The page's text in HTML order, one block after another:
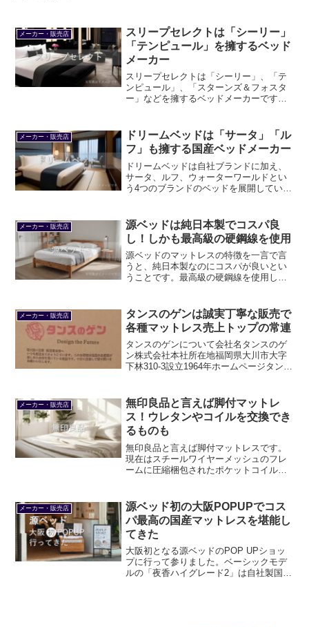
メーカー・販売店
スリープセレクトは「シーリー」
「テンピュール」を擁するベッド
メーカー
スリープセレクトは「シーリー」、「テ
ンピュール」、「スターンズ＆フォスタ
ー」などを擁するベッドメーカーです。
ンマークで製造され、日本には輸入され
るかたちです。
メーカー・販売店
ドリームベッドは「サータ」「ル
フ」も擁する国産ベッドメーカー
ドリームベッドは自社ブランドに加え、
サータ、ルフ、ウォーターワールドとい
う4つのブランドのベッドを展開していま
とが強みです。
メーカー・販売店
源ベッドは純日本製でコスパ良
し！しかも最高級の硬鋼線を使用
源ベッドのマットレスの特徴を一言で言
うと、純日本製なのにコスパが良いとい
うことです。最高級の硬鋼線を使用して
ルサイズで3万円強ですから安いです。
メーカー・販売店
タンスのゲンは誠実丁寧な販売で
各種マットレス売上トップの常連
タンスのゲンについて会社名タンスのゲ
ン株式会社本社所在地福岡県大川市大字
下林310-3設立1964年ホームページタンス
にあります。その後1991年に小売販売を
始め、...
メーカー・販売店
無印良品と言えば脚付マットレ
ス！ウレタンやコイルを交換でき
るものも
無印良品と言えば脚付マットレスです。
現在はスチールワイヤーメッシュのフレ
ームに圧縮梱包されたポケットコイルマ
ットコイルマットレスもあります。
メーカー・販売店
源ベッド初の大阪POPUPでコス
パ最高の国産マットレスを堪能し
てきた
大阪初となる源ベッドのPOP UPショッ
プに行って参りました。ベーシックモデ
ルの「夜香ハイグレード2」は自社製国産